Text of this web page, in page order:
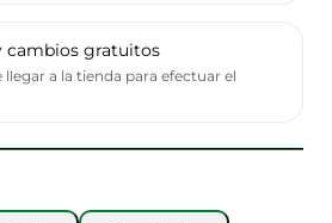
cambios gratuitos
a la tienda para efectuar el